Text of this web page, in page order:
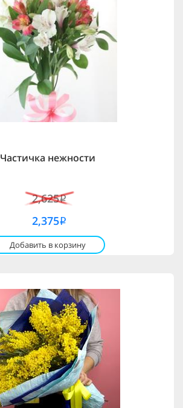
Частичка нежности
2,625i
2,375i
Добавить в корзину